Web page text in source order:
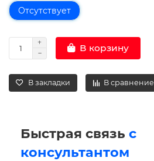
Отсутствует
В корзину
В закладки В сравнение
Быстрая связь с
консультантом